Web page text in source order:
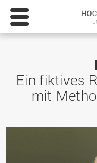
Ein fiktives
mit